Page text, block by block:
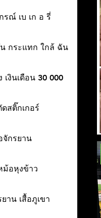
รณ์ เบ เก อ รี่
กระแทก ใกล้ ฉัน
เงินเดือน 30 000
ดสติ๊กเกอร์
จักรยาน
ม้อหุงข้าว
าน เสื้อภูเขา